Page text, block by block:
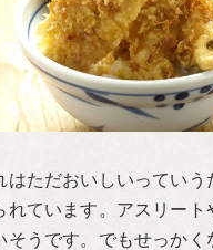
ただおいしいってい
ています。アスリー
うです。でもせっか